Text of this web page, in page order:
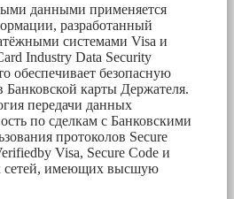
данными применяется
разработанный
системами Visa и
Industry Data Security
обеспечивает безопасную
Банковской карты Держателя.
передачи данных
по сделкам с Банковскими
протоколов Secure
Visa, Secure Code и
сетей, имеющих высшую